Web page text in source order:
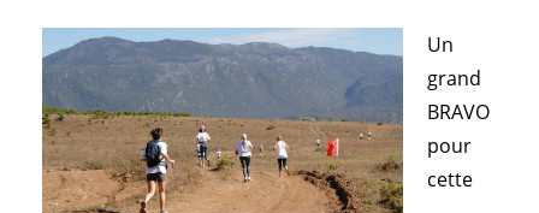
Un
grand
BRAVO
pour
cette